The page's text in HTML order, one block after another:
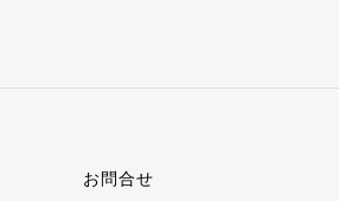
お問合せ